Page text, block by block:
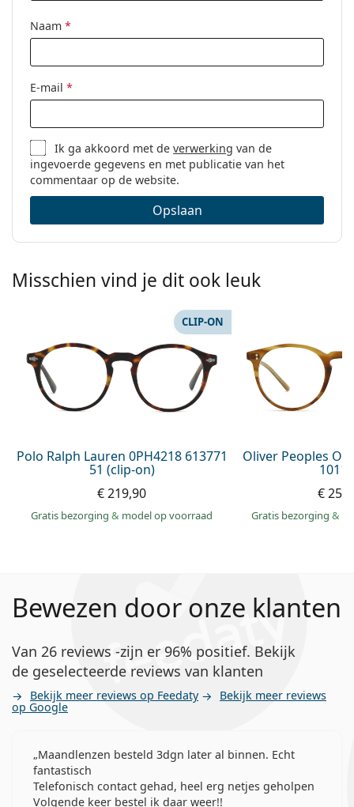
Naam *
E-mail *
Ik ga akkoord met deverwerking van de
ingevoerde gegevens en met publicatie van het
commentaar op de website.
Opslaan
Misschien vind je dit ook leuk
Polo Ralph Lauren 0PH4218 613771
51 (clip-on)
CLIP-ON
€ 219,90
Gratis bezorging& model op voorraad
Oliver Peoples
1011
€
Gratis bezorging &
Bewezen door onze klanten
Van 26 reviews -zijn er 96% positief. Bekijk
de geselecteerde reviews van klanten
Bekijk meer reviews op Feedaty Bekijk meer reviews
op Google
Maandlenzen besteld 3dgn later al binnen. Echt
fantastisch
Telefonisch contact gehad, heel erg netjes geholpen
Volgende keer bestel ik daar weer!!